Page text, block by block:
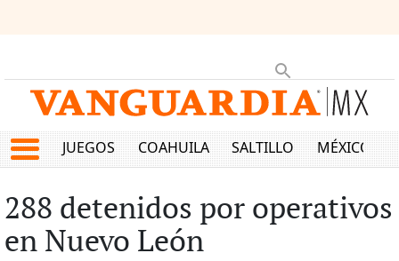
JUEGOS COAHUILA SALTILLO MÉXICO
288 detenidos por operativos
en Nuevo León